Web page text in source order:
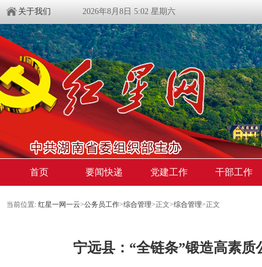
关于我们 2026年8月8日 5:02 星期六
首页 要闻快递 党建工作 干部工作
当前位置: 红星一网一云>公务员工作>综合管理>正文>综合管理>正文
宁远县：“全链条”锻造高素质